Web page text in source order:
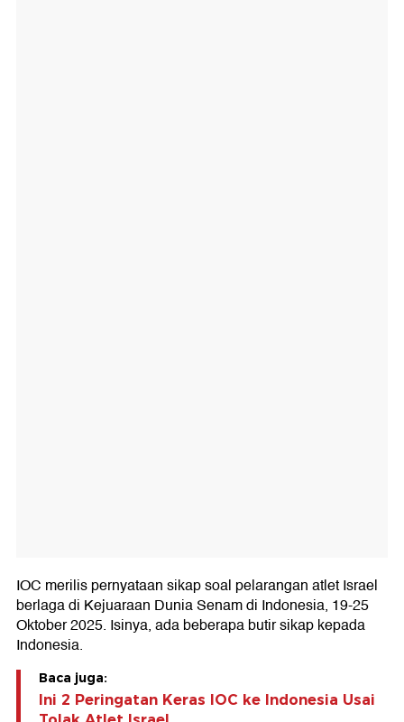
IOC merilis pernyataan sikap soal pelarangan atlet Israel
berlaga di Kejuaraan Dunia Senam di Indonesia, 19-25
Oktober 2025. Isinya, ada beberapa butir sikap kepada
Indonesia.
Baca juga:
Ini 2 Peringatan Keras IOC ke Indonesia Usai